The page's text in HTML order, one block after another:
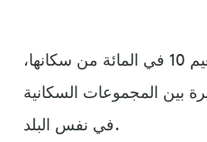
وبحسب منظمة الصحة العالمية، لا تزال 41 دولة غير قادرة على تطعيم 10 في المائة من سكانها،
تفاوتات كبيرة بين المجموعات السكانية
في نفس البلد.